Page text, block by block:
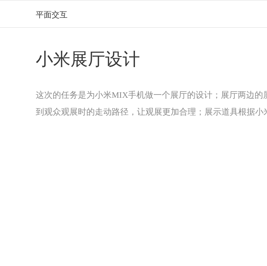
平面交互
小米展厅设计
这次的任务是为小米MIX手机做一个展厅的设计；展厅两边
到观众观展时的走动路径，让观展更加合理；展示道具根据